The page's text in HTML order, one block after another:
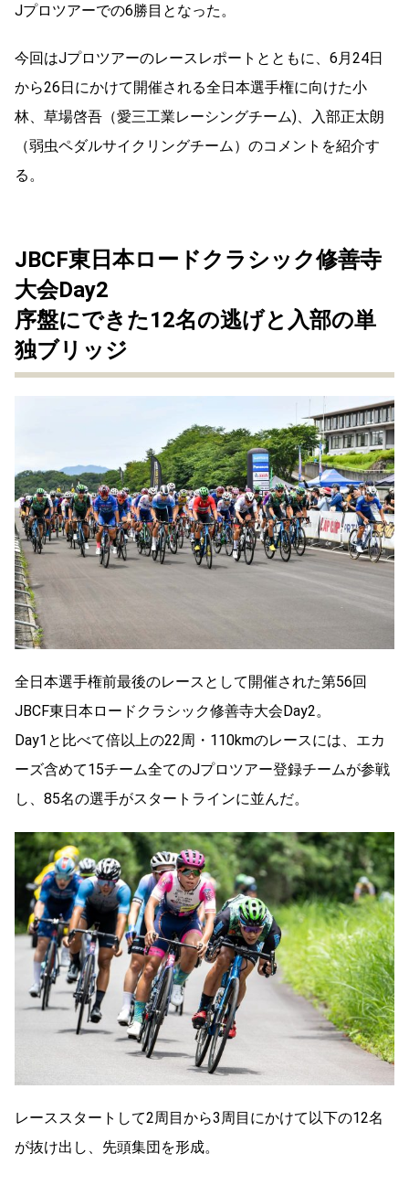
Jプロツアーでの6勝目となった。
今回はJプロツアーのレースレポートとともに、6月24日
から26日にかけて開催される全日本選手権に向けた小
林、草場啓吾（愛三工業レーシングチーム)、入部正太朗
（弱虫ペダルサイクリングチーム）のコメントを紹介す
る。
JBCF東日本ロードクラシック修善寺
大会Day2
序盤にできた12名の逃げと入部の単
独ブリッジ
全日本選手権前最後のレースとして開催された第56回
JBCF東日本ロードクラシック修善寺大会Day2。
Day1と比べて倍以上の22周・110kmのレースには、エカ
ーズ含めて15チーム全てのJプロツアー登録チームが参戦
し、85名の選手がスタートラインに並んだ。
レーススタートして2周目から3周目にかけて以下の12名
が抜け出し、先頭集団を形成。